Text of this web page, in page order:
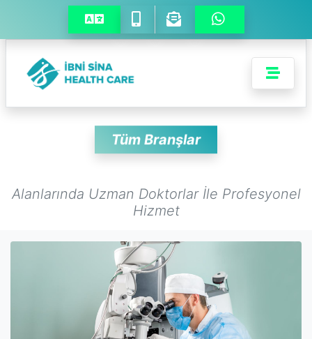
Tüm Branşlar
Alanlarında Uzman Doktorlar İle Profesyonel
Hizmet